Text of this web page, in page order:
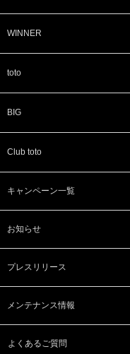
WINNER
toto
BIG
Club toto
キャンペーン一覧
お知らせ
プレスリリース
メンテナンス情報
よくあるご質問